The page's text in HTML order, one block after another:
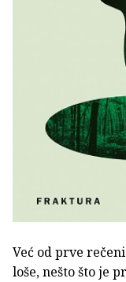
Već od prve
loše, nešto što je